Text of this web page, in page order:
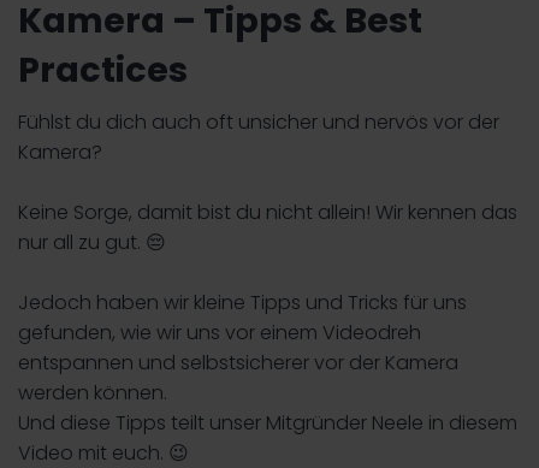
Kamera – Tipps & Best
Practices
Fühlst du dich auch oft unsicher und nervös vor der
Kamera?
Keine Sorge, damit bist du nicht allein! Wir kennen das
nur all zu gut. 😔
Jedoch haben wir kleine Tipps und Tricks für uns
gefunden, wie wir uns vor einem Videodreh
entspannen und selbstsicherer vor der Kamera
werden können.
Und diese Tipps teilt unser Mitgründer Neele in diesem
Video mit euch. 😉